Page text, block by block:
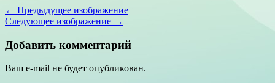
← Предыдущее изображение
Следующее изображение →
Добавить комментарий
Ваш e-mail не будет опубликован.